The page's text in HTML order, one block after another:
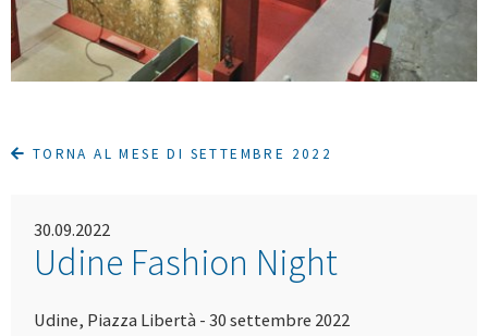
TORNA AL MESE DI SETTEMBRE 2022
30.09.2022
Udine Fashion Night
Udine, Piazza Libertà - 30 settembre 2022